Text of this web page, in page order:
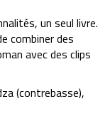
un seul livre.
combiner des
avec des clips
(contrebasse),